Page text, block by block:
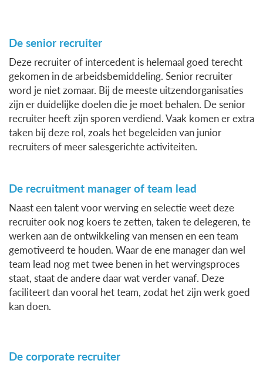
De senior recruiter
Deze recruiter of intercedent is helemaal goed terecht
gekomen in de arbeidsbemiddeling. Senior recruiter
word je niet zomaar. Bij de meeste uitzendorganisaties
zijn er duidelijke doelen die je moet behalen. De senior
recruiter heeft zijn sporen verdiend. Vaak komen er extra
taken bij deze rol, zoals het begeleiden van junior
recruiters of meer salesgerichte activiteiten.
De recruitment manager of team lead
Naast een talent voor werving en selectie weet deze
recruiter ook nog koers te zetten, taken te delegeren, te
werken aan de ontwikkeling van mensen en een team
gemotiveerd te houden. Waar de ene manager dan wel
team lead nog met twee benen in het wervingsproces
staat, staat de andere daar wat verder vanaf. Deze
faciliteert dan vooral het team, zodat het zijn werk goed
kan doen.
De corporate recruiter